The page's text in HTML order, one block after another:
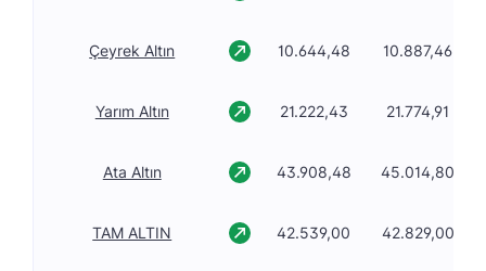
Çeyrek Altın 10.644,48 10.887,46
Yarım Altın 21.222,43 21.774,91
Ata Altın 43.908,48 45.014,80
TAM ALTIN 42.539,00 42.829,00